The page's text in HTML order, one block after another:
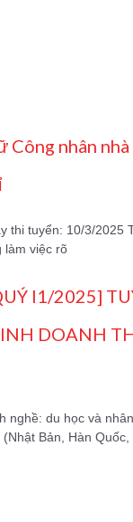
Công nhân
tuyển: 10/3/2025
làm việc rõ
I1/2025]
DOANH
nghề: du học và
Bản, Hàn Quốc,